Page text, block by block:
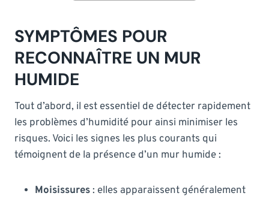
SYMPTÔMES POUR
RECONNAÎTRE UN MUR
HUMIDE
Tout d’abord, il est essentiel de détecter rapidement
les problèmes d’humidité pour ainsi minimiser les
risques. Voici les signes les plus courants qui
témoignent de la présence d’un mur humide :
Moisissures: elles apparaissent généralement